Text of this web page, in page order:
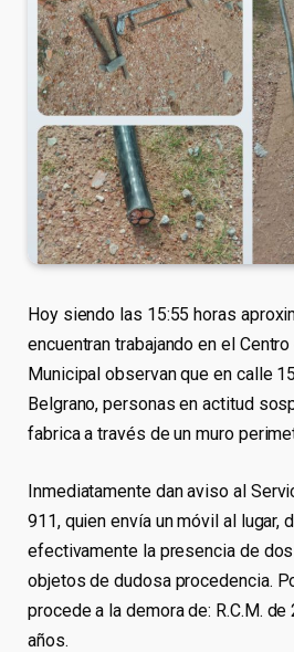
Hoy siendo las 15:55 horas
encuentran trabajando en el
Municipal observan que en calle
Belgrano, personas en actitud
fabrica a través de un muro
Inmediatamente dan aviso al
911, quien envía un móvil al lugar,
efectivamente la presencia de
objetos de dudosa procedencia.
procede a la demora de: R.C.M. de
años.